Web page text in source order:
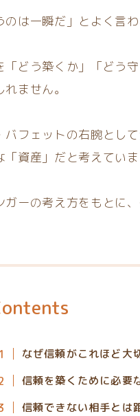
のは一瞬だ」とよく言わ
「どう築くか」「どう
ません。
バフェットの右腕とし
資産」だと考えていま
ガーの考え方をもとに
なぜ信頼がこれほど大
信頼を築くために必要
信頼できない相手とは